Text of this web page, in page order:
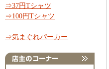
⇒37円Tシャツ
⇒100円Tシャツ
⇒気まぐれパーカー